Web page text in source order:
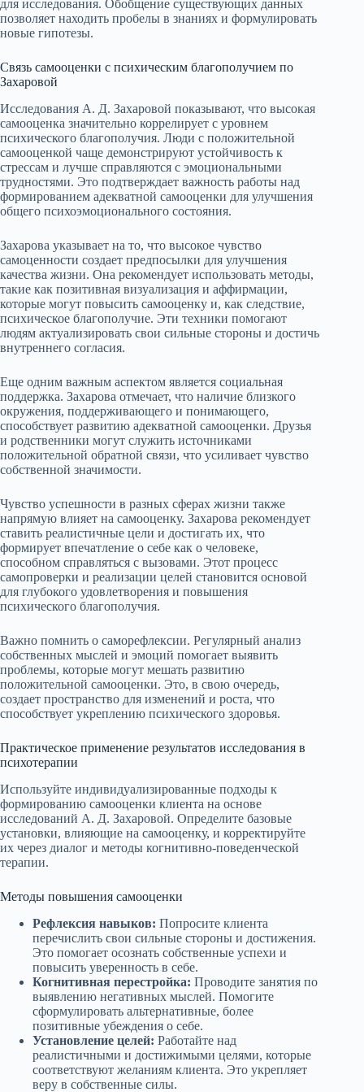
для исследования. Обобщение существующих данных
позволяет находить пробелы в знаниях и формулировать
новые гипотезы.
Связь самооценки с психическим благополучием по
Захаровой
Исследования А. Д. Захаровой показывают, что высокая
самооценка значительно коррелирует с уровнем
психического благополучия. Люди с положительной
самооценкой чаще демонстрируют устойчивость к
стрессам и лучше справляются с эмоциональными
трудностями. Это подтверждает важность работы над
формированием адекватной самооценки для улучшения
общего психоэмоционального состояния.
Захарова указывает на то, что высокое чувство
самоценности создает предпосылки для улучшения
качества жизни. Она рекомендует использовать методы,
такие как позитивная визуализация и аффирмации,
которые могут повысить самооценку и, как следствие,
психическое благополучие. Эти техники помогают
людям актуализировать свои сильные стороны и достичь
внутреннего согласия.
Еще одним важным аспектом является социальная
поддержка. Захарова отмечает, что наличие близкого
окружения, поддерживающего и понимающего,
способствует развитию адекватной самооценки. Друзья
и родственники могут служить источниками
положительной обратной связи, что усиливает чувство
собственной значимости.
Чувство успешности в разных сферах жизни также
напрямую влияет на самооценку. Захарова рекомендует
ставить реалистичные цели и достигать их, что
формирует впечатление о себе как о человеке,
способном справляться с вызовами. Этот процесс
самопроверки и реализации целей становится основой
для глубокого удовлетворения и повышения
психического благополучия.
Важно помнить о саморефлексии. Регулярный анализ
собственных мыслей и эмоций помогает выявить
проблемы, которые могут мешать развитию
положительной самооценки. Это, в свою очередь,
создает пространство для изменений и роста, что
способствует укреплению психического здоровья.
Практическое применение результатов исследования в
психотерапии
Используйте индивидуализированные подходы к
формированию самооценки клиента на основе
исследований А. Д. Захаровой. Определите базовые
установки, влияющие на самооценку, и корректируйте
их через диалог и методы когнитивно-поведенческой
терапии.
Методы повышения самооценки
Рефлексия навыков: Попросите клиента
перечислить свои сильные стороны и достижения.
Это помогает осознать собственные успехи и
повысить уверенность в себе.
Когнитивная перестройка: Проводите занятия по
выявлению негативных мыслей. Помогите
сформулировать альтернативные, более
позитивные убеждения о себе.
Установление целей: Работайте над
реалистичными и достижимыми целями, которые
соответствуют желаниям клиента. Это укрепляет
веру в собственные силы.